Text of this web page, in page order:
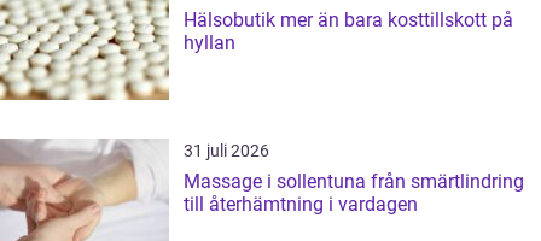
Hälsobutik mer än bara kosttillskott på
hyllan
31 juli 2026
Massage i sollentuna från smärtlindring
till återhämtning i vardagen